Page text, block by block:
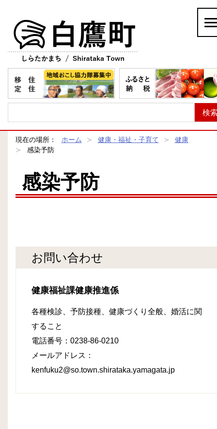
現在の場所： ホーム 健康・福祉・子育て
健康
感染予防
感染予防
お問い合わせ
健康福祉課健康推進係
各種検診、予防接種、健康づくり全般 、婚活に関
すること
電話番号：0238-86-0210
メールアドレス：
kenfuku2@so.town.shirataka.yamagata.jp